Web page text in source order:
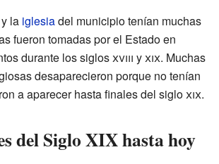
la iglesiadel municipio tenían muchas
fueron tomadas por el Estado en
durante los siglosxviii yxix. Muchas
desaparecieron porque no tenían
a aparecer hasta finales del sigloxix.
del Siglo XIX hasta hoy